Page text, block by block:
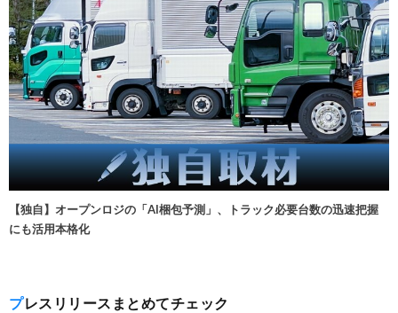
【独自】オープンロジの「AI梱包予測」、トラック必要台数の迅速把握
にも活用本格化
プレスリリースまとめてチェック